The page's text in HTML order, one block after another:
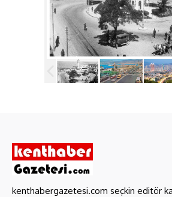
kenthabergazetesi.com seçkin editör